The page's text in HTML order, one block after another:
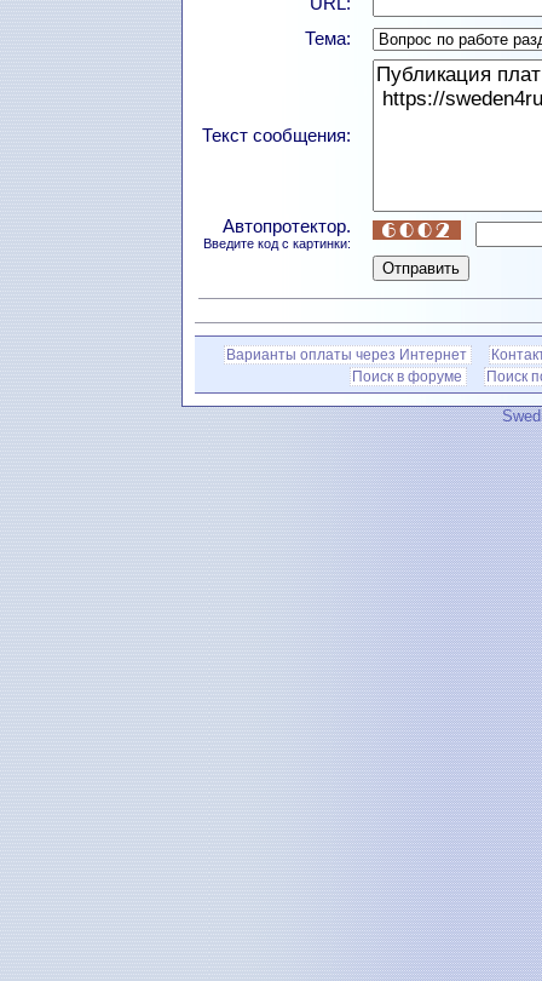
Тема:
Текст сообщения:
Автопротектор.
Введите код с картинки:
Варианты оплаты через Интернет
Поиск в форуме
Поиск